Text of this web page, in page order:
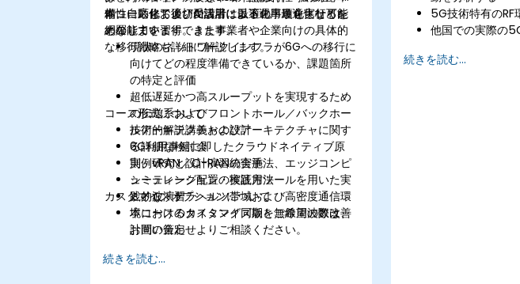
備、自動化およびAI活用による運用最適化などを
網羅しています。また事業者や企業向けの具体的
な移行戦略も詳細に解説します。
頼性に応じて適切に設計・最適化・進化させるた
めの能力を習得できます。
本コース修了後、受講者は以下の事項を実行可能
となります：
現状のネットワークインフラが6Gへの移行に
向けてどの程度準備できているか、課題箇所
の特定と評価
超低遅延かつ高スループットを実現するため
の伝送系およびフロントホール／バックホー
ルアーキテクチャの設計
6G利用事例に即したクラウドネイティブ原
則、vRAN／O-RAN統合手法、エッジコンピ
ューティング配置の実践方法
ミリ波・テラヘルツ帯域および高密度通信環
境におけるタイミング同期と無線周波数改善
計画の策定
当性評価、運用モニタリング手法の構築
コース形式について
技術的解説講義およびアーキテクチャに関す
る詳細な検討会
実例研究と設計演習の実施
シミュレーション・検証用ツールを用いた実
践的な演習
カスタマイズオプションについて
本コースのカスタマイズ版をご希望の際は、
お問い合わせよりご相談ください。
続きを読む...
5G技術特有のRF
他国での実際の
限界を評価する
続きを読む...